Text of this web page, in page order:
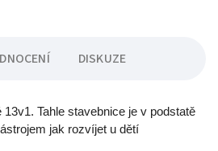
DISKUZE
13v1. Tahle stavebnice je v podstatě
jak rozvíjet u dětí